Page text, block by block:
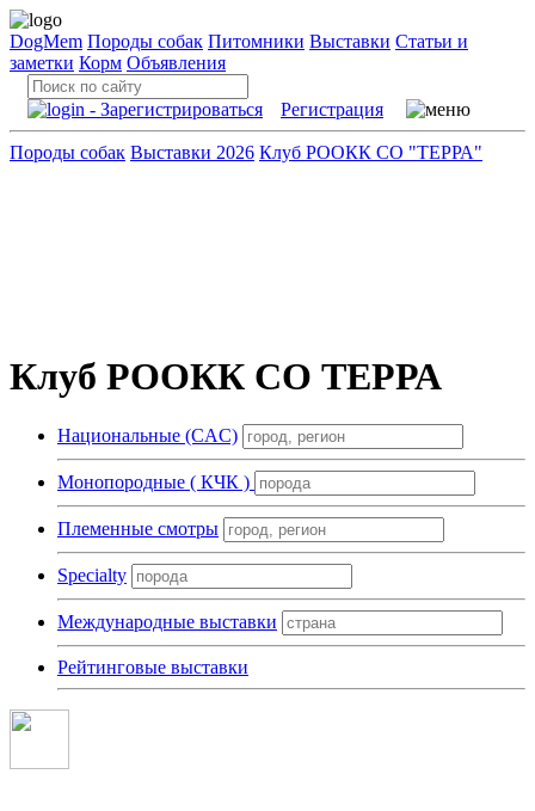
DogMem Породы собак Питомники Выставки Статьи и
заметки Корм Объявления
Регистрация
Породы собак Выставки 2026 Клуб РООКК СО "ТЕРРА"
Клуб РООКК СО ТЕРРА
Национальные (CAC)
Монопородные ( КЧК )
Племенные смотры
Specialty
Международные выставки
Рейтинговые выставки